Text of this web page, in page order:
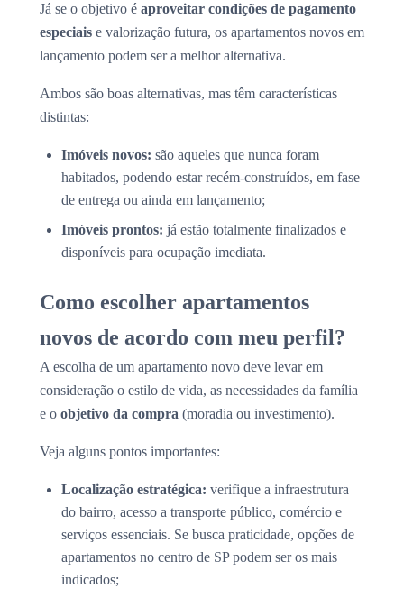
Já se o objetivo é aproveitar condições de pagamento
especiais e valorização futura, os apartamentos novos em
lançamento podem ser a melhor alternativa.
Ambos são boas alternativas, mas têm características
distintas:
Imóveis novos: são aqueles que nunca foram
habitados, podendo estar recém-construídos, em fase
de entrega ou ainda em lançamento;
Imóveis prontos: já estão totalmente finalizados e
disponíveis para ocupação imediata.
Como escolher apartamentos
novos de acordo com meu perfil?
A escolha de um apartamento novo deve levar em
consideração o estilo de vida, as necessidades da família
e o objetivo da compra (moradia ou investimento).
Veja alguns pontos importantes:
Localização estratégica: verifique a infraestrutura
do bairro, acesso a transporte público, comércio e
serviços essenciais. Se busca praticidade, opções de
apartamentos no centro de SP podem ser os mais
indicados;